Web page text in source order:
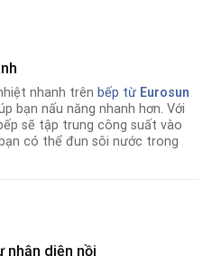
nhanh trên bếp từ Eurosun
bạn nấu năng nhanh hơn. Với
sẽ tập trung công suất vào
có thể đun sôi nước trong
nhận diện nồi